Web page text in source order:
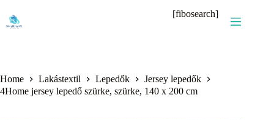
content
[fibosearch]
Home Lakástextil Lepedők
Jersey lepedők
4Home jersey lepedő szürke, szürke, 140 x 200 cm